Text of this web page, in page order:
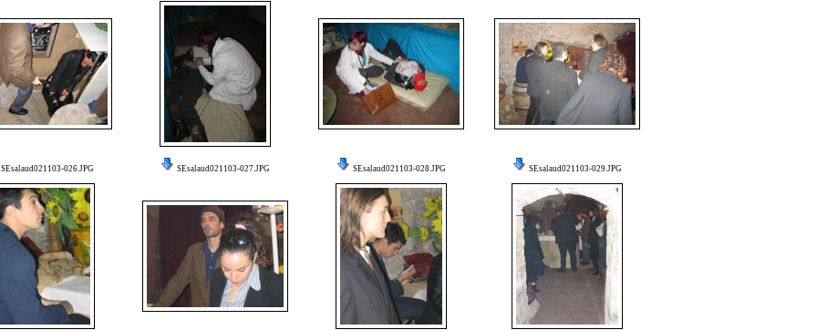
SEsalaud021103-026.JPG SEsalaud021103-027.JPG SEsalaud021103-028.JPG SEsalaud021103-029.JPG